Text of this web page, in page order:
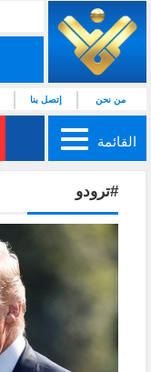
من نحن إتصل بنا
القائمة
#ترودو